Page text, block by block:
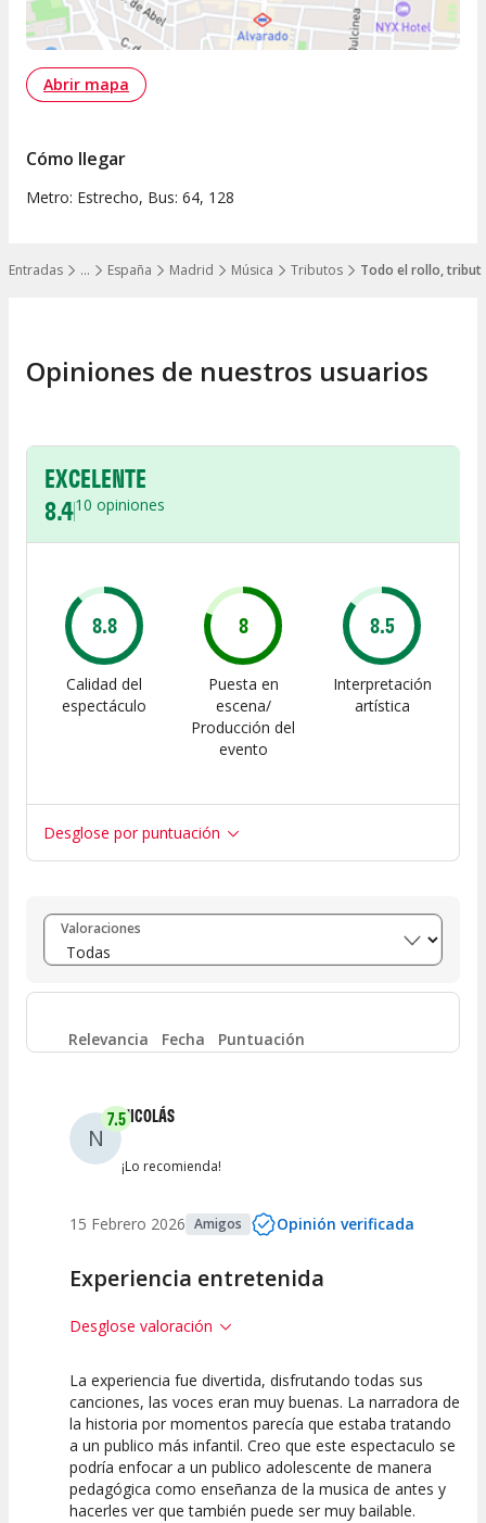
…
Mostrar todos los niveles
Entradas España Madrid Música Tributos Todo el rollo,
Abrir mapa
Cómo llegar
Metro: Estrecho, Bus: 64, 128
Opiniones de nuestros usuarios
EXCELENTE
8.410 opiniones
8.8
Calidad del
espectáculo
8
Puesta en
escena/
Producción del
evento
8.5
Interpretación
artística
Desglose por puntuación
Entre 8 y 10 (7)
Entre 6 y 8 (2)
Entre 4 y 6 0
Entre 0 y 2
Valoraciones
Relevancia Fecha Puntuación
N
7.5NICOLÁS
¡Lo recomienda!
15 Febrero 2026 Amigos Opinión verificada
Experiencia entretenida
Desglose valoración
7.5
Calidad del
Espectáculo
5
Puesta en
Escena
10
Interpretación
artística
La experiencia fue divertida, disfrutando todas sus
canciones, las voces eran muy buenas. La narradora de
la historia por momentos parecía que estaba tratando
a un publico más infantil. Creo que este espectaculo se
podría enfocar a un publico adolescente de manera
pedagógica como enseñanza de la musica de antes y
hacerles ver que también puede ser muy bailable.